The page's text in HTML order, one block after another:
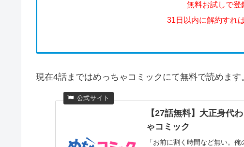
無料お試しで登
31日以内に解約すれ
現在4話まではめっちゃコミックにて無料で読めます
【27話無料】大正身代
ゃコミック
「お前に割く時間など無い。